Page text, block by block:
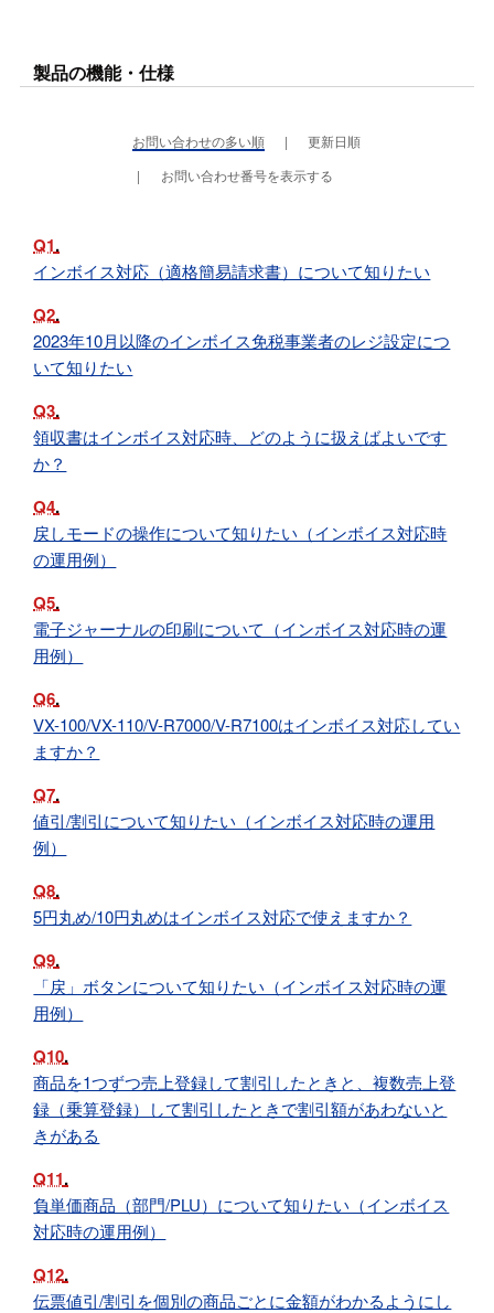
製品の機能・仕様
お問い合わせの多い順
更新日順
お問い合わせ番号を表示する
Q1
インボイス対応（適格簡易請求書）について知りたい
Q2
2023年10月以降のインボイス免税事業者のレジ設定につ
いて知りたい
Q3
領収書はインボイス対応時、どのように扱えばよいです
か？
Q4
戻しモードの操作について知りたい（インボイス対応時
の運用例）
Q5
電子ジャーナルの印刷について（インボイス対応時の運
用例）
Q6
VX-100/VX-110/V-R7000/V-R7100はインボイス対応してい
ますか？
Q7
値引/割引について知りたい（インボイス対応時の運用
例）
Q8
5円丸め/10円丸めはインボイス対応で使えますか？
Q9
「戻」ボタンについて知りたい（インボイス対応時の運
用例）
Q10
商品を1つずつ売上登録して割引したときと、複数売上登
録（乗算登録）して割引したときで割引額があわないと
きがある
Q11
負単価商品（部門/PLU）について知りたい（インボイス
対応時の運用例）
Q12
伝票値引/割引を個別の商品ごとに金額がわかるようにし